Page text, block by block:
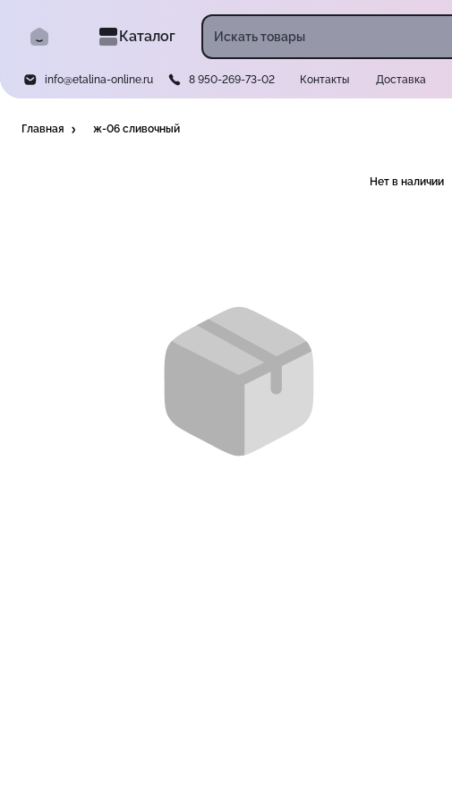
Каталог
info@etalina-online.ru 8 950-269-73-02 Контакты Доставка
Главная ж-06 сливочный
Нет в наличии